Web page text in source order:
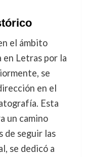
el ámbito
en Letras por la
se
en el
Esta
un camino
de seguir las
se dedicó a